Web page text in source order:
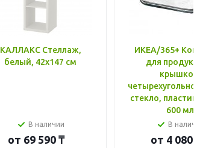
КАЛЛАКС Стеллаж,
белый, 42x147 см
В наличии
от 69 590 ₸
ИКЕА/365+
для
крышкой,
стекло, пластик
600 мл
В
от 4 080 ₸